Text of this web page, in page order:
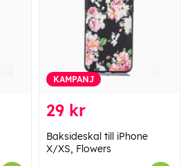
KAMPANJ
29 kr
Baksideskal till iPhone
X/XS, Flowers